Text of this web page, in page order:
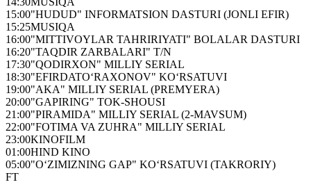
15:00"HUDUD" INFORMATSION DASTURI (JONLI EFIR)
15:25MUSIQA
16:00"MITTIVOYLAR TAHRIRIYATI" BOLALAR DASTURI
16:20"TAQDIR ZARBALARI" T/N
17:30"QODIRXON" MILLIY SERIAL
18:30"EFIRDATO‘RAXONOV" KO‘RSATUVI
19:00"AKA" MILLIY SERIAL (PREMYERA)
20:00"GAPIRING" TOK-SHOUSI
21:00"PIRAMIDA" MILLIY SERIAL (2-MAVSUM)
22:00"FOTIMA VA ZUHRA" MILLIY SERIAL
23:00KINOFILM
01:00HIND KINO
05:00"O‘ZIMIZNING GAP" KO‘RSATUVI (TAKRORIY)
FT